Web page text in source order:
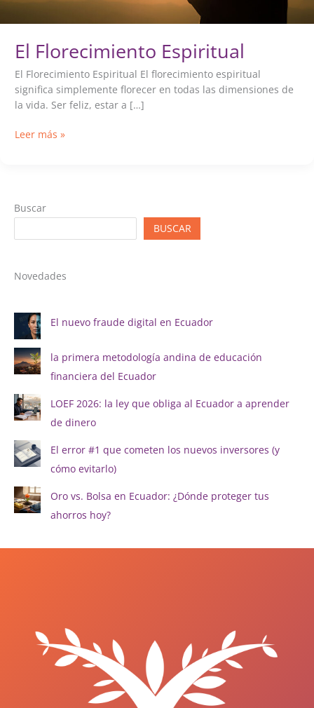
El Florecimiento Espiritual
El Florecimiento Espiritual El florecimiento espiritual
significa simplemente florecer en todas las dimensiones de
la vida. Ser feliz, estar a […]
El
Leer más »
Buscar
BUSCAR
Novedades
El nuevo fraude digital en Ecuador
la primera metodología andina de educación
financiera del Ecuador
LOEF 2026: la ley que obliga al Ecuador a aprender
de dinero
El error #1 que cometen los nuevos inversores (y
cómo evitarlo)
Oro vs. Bolsa en Ecuador: ¿Dónde proteger tus
ahorros hoy?